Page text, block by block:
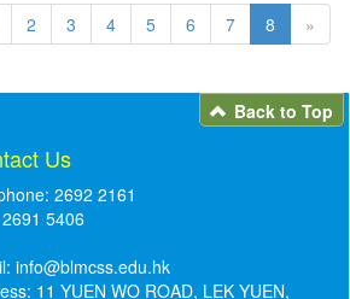
2 3 4 5 6 7 8 »
Back to Top
Us
2692 2161
5406
info@blmcss.edu.hk
11 YUEN WO ROAD, LEK YUEN,